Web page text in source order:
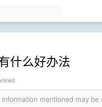
什么好办法
mentioned may